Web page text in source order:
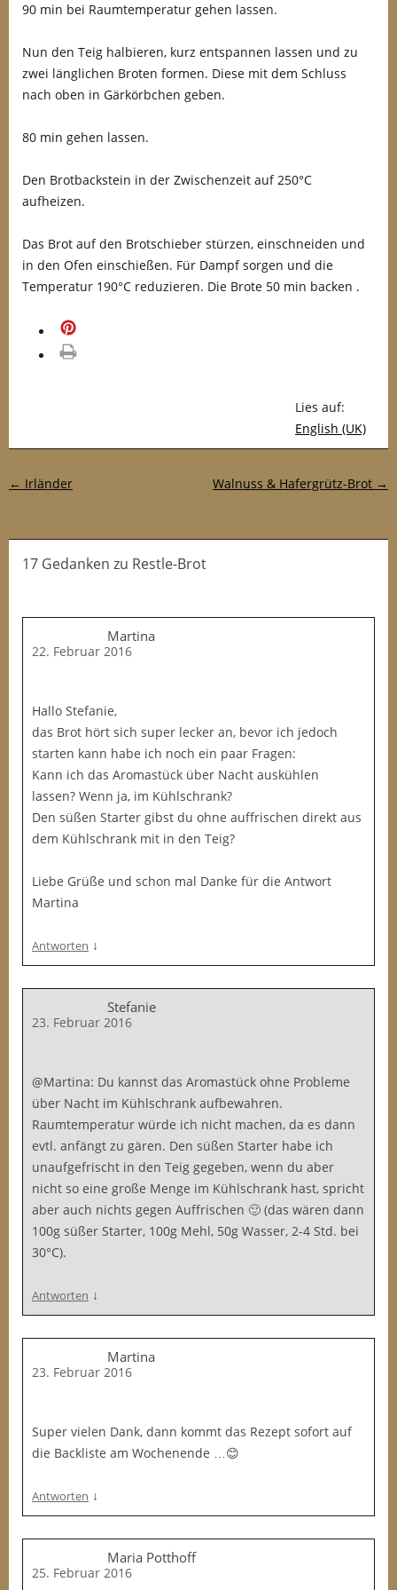
90 min bei Raumtemperatur gehen lassen.
Nun den Teig halbieren, kurz entspannen lassen und zu
zwei länglichen Broten formen. Diese mit dem Schluss
nach oben in Gärkörbchen geben.
80 min gehen lassen.
Den Brotbackstein in der Zwischenzeit auf 250°C
aufheizen.
Das Brot auf den Brotschieber stürzen, einschneiden und
in den Ofen einschießen. Für Dampf sorgen und die
Temperatur 190°C reduzieren. Die Brote 50 min backen .
Lies auf:
English (UK)
Post-Navigation
← Irländer Walnuss & Hafergrütz-Brot →
17 Gedanken zu Restle-Brot
Martina
22. Februar 2016
Hallo Stefanie,
das Brot hört sich super lecker an, bevor ich jedoch
starten kann habe ich noch ein paar Fragen:
Kann ich das Aromastück über Nacht auskühlen
lassen? Wenn ja, im Kühlschrank?
Den süßen Starter gibst du ohne auffrischen direkt aus
dem Kühlschrank mit in den Teig?
Liebe Grüße und schon mal Danke für die Antwort
Martina
Antworten ↓
Stefanie
23. Februar 2016
@Martina: Du kannst das Aromastück ohne Probleme
über Nacht im Kühlschrank aufbewahren.
Raumtemperatur würde ich nicht machen, da es dann
evtl. anfängt zu gären. Den süßen Starter habe ich
unaufgefrischt in den Teig gegeben, wenn du aber
nicht so eine große Menge im Kühlschrank hast, spricht
aber auch nichts gegen Auffrischen 🙂 (das wären dann
100g süßer Starter, 100g Mehl, 50g Wasser, 2-4 Std. bei
30°C).
Antworten ↓
Martina
23. Februar 2016
Super vielen Dank, dann kommt das Rezept sofort auf
die Backliste am Wochenende …😊
Antworten ↓
Maria Potthoff
25. Februar 2016